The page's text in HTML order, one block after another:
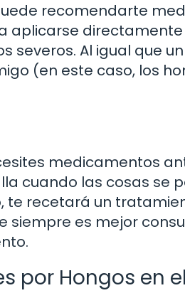
recomendarte
aplicarse directamente
severos. Al igual que
(en este caso, los
medicamentos
cuando las cosas se
te recetará un
siempre es mejor
por Hongos en